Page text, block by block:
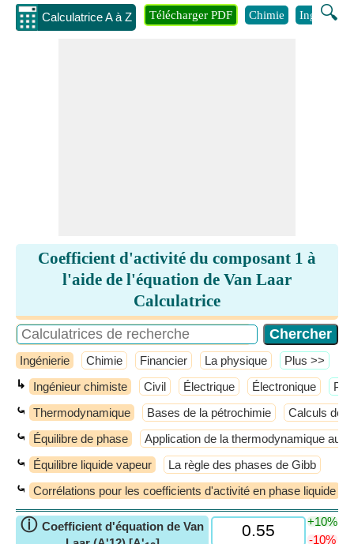
Calculatrice A à Z 🔍
Télécharger PDF Chimie Ingénierie
Coefficient d'activité du composant 1 à
l'aide de l'équation de Van Laar
Calculatrice
Ingénierie Chimie Financier La physique ​Plus >>
↳ Ingénieur chimiste Civil Électrique Électronique
⤿ Thermodynamique Bases de la pétrochimie Calculs de
⤿ Équilibre de phase Application de la thermodynamique aux
⤿ Équilibre liquide vapeur La règle des phases de Gibb
⤿ Corrélations pour les coefficients d'activité en phase liquide
ⓘ Coefficient d'équation de Van
+10%
-10%